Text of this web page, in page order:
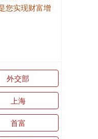
您实现财富增
外交部
上海
首富